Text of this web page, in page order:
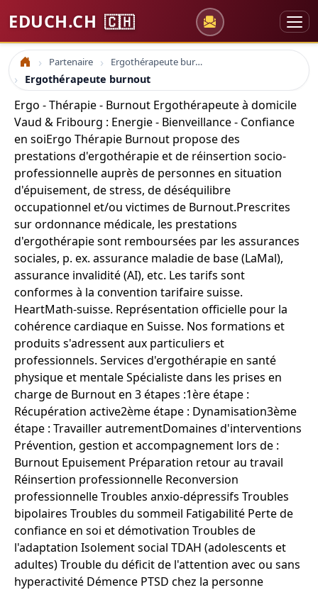
EDUCH.CH 🇨🇭
Accueil Partenaire Ergothérapeute burnout
Ergothérapeute burnout
Ergo - Thérapie - Burnout Ergothérapeute à domicile
Vaud & Fribourg : Energie - Bienveillance - Confiance
en soi ​ Ergo Thérapie Burnout propose des
prestations d'ergothérapie et de réinsertion socio-
professionnelle auprès de personnes en situation
d'épuisement, de stress, de déséquilibre
occupationnel et/ou victimes de Burnout. ​ Prescrites
sur ordonnance médicale, les prestations
d'ergothérapie sont remboursées par les assurances
sociales, p. ex. assurance maladie de base (LaMal),
assurance invalidité (AI), etc. Les tarifs sont
conformes à la convention tarifaire suisse.
HeartMath-suisse. Représentation officielle pour la
cohérence cardiaque en Suisse. Nos formations et
produits s'adressent aux particuliers et
professionnels. Services d'ergothérapie en santé
physique et mentale Spécialiste dans les prises en
charge de Burnout en 3 étapes : ​ 1ère étape :
Récupération active ​ 2ème étape : Dynamisation ​ 3ème
étape : Travailler autrement ​ ​ Domaines d'interventions
Prévention, gestion et accompagnement lors de :
Burnout Epuisement Préparation retour au travail
Réinsertion professionnelle Reconversion
professionnelle Troubles anxio-dépressifs Troubles
bipolaires Troubles du sommeil Fatigabilité Perte de
confiance en soi et démotivation Troubles de
l'adaptation Isolement social TDAH (adolescents et
adultes) Trouble du déficit de l'attention avec ou sans
hyperactivité Démence PTSD chez la personne